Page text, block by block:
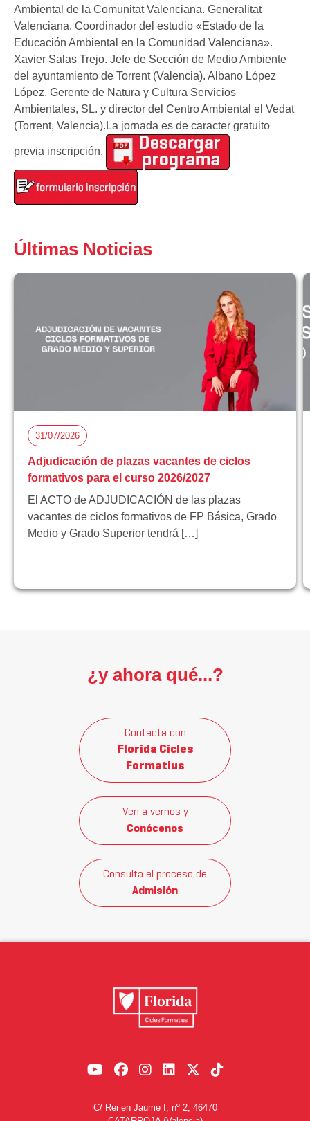
Ambiental de la Comunitat Valenciana. Generalitat
Valenciana. Coordinador del estudio «Estado de la
Educación Ambiental en la Comunidad Valenciana».
Xavier Salas Trejo. Jefe de Sección de Medio Ambiente
del ayuntamiento de Torrent (Valencia). Albano López
López. Gerente de Natura y Cultura Servicios
Ambientales, SL. y director del Centro Ambiental el Vedat
(Torrent, Valencia).La jornada es de caracter gratuito
previa inscripción.
Últimas Noticias
31/07/2026
Adjudicación de plazas vacantes de ciclos
formativos para el curso 2026/2027
El ACTO de ADJUDICACIÓN de las plazas
vacantes de ciclos formativos de FP Básica, Grado
Medio y Grado Superior tendrá […]
¿y ahora qué...?
Contacta con
Florida Cicles
Formatius
Ven a vernos y
Conócenos
Consulta el proceso de
Admisión
C/ Rei en Jaume I, nº 2, 46470